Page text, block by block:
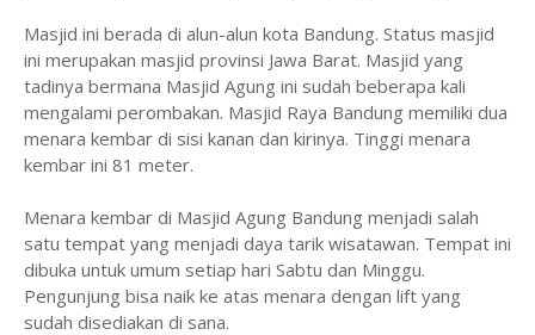
Masjid ini berada di alun-alun kota Bandung. Status masjid
ini merupakan masjid provinsi Jawa Barat. Masjid yang
tadinya bermana Masjid Agung ini sudah beberapa kali
mengalami perombakan. Masjid Raya Bandung memiliki dua
menara kembar di sisi kanan dan kirinya. Tinggi menara
kembar ini 81 meter.
Menara kembar di Masjid Agung Bandung menjadi salah
satu tempat yang menjadi daya tarik wisatawan. Tempat ini
dibuka untuk umum setiap hari Sabtu dan Minggu.
Pengunjung bisa naik ke atas menara dengan lift yang
sudah disediakan di sana.